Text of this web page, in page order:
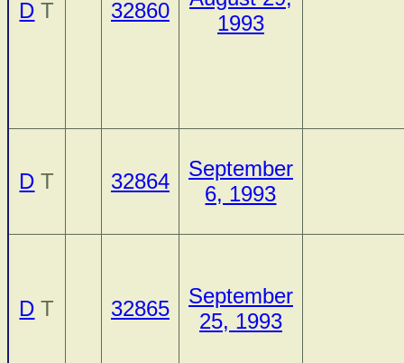
D T 32860
1993
D T 32864
September
6, 1993
D T 32865
September
25, 1993